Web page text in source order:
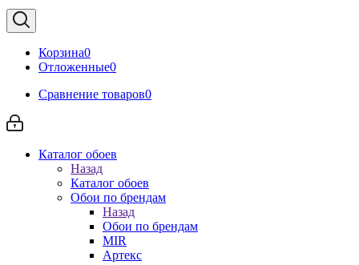
Корзина0
Отложенные0
Сравнение товаров0
Каталог обоев
Назад
Каталог обоев
Обои по брендам
Назад
Обои по брендам
MIR
Артекс